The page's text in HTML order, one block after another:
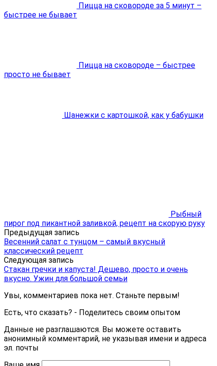
Пицца на сковороде за 5 минут –
быстрее не бывает
Пицца на сковороде – быстрее
просто не бывает
Шанежки с картошкой, как у бабушки
Рыбный
пирог под пикантной заливкой, рецепт на скорую руку
Предыдущая запись
Весенний салат с тунцом – самый вкусный
классический рецепт
Следующая запись
Стакан гречки и капуста! Дешево, просто и очень
вкусно. Ужин для большой семьи
Увы, комментариев пока нет. Станьте первым!
Есть, что сказать? - Поделитесь своим опытом
Данные не разглашаются. Вы можете оставить
анонимный комментарий, не указывая имени и адреса
эл. почты